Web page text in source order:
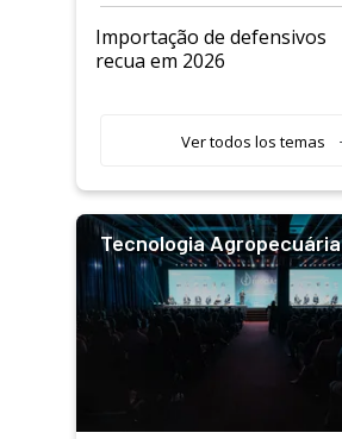
Importação de defensivos
recua em 2026
Ver todos los temas
Tecnologia Agropecuária